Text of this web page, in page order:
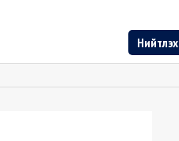
Нийтлэх